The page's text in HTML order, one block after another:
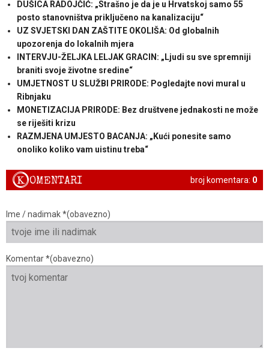
DUŠICA RADOJČIĆ: „Strašno je da je u Hrvatskoj samo 55
posto stanovništva priključeno na kanalizaciju“
UZ SVJETSKI DAN ZAŠTITE OKOLIŠA: Od globalnih
upozorenja do lokalnih mjera
INTERVJU-ŽELJKA LELJAK GRACIN: „Ljudi su sve spremniji
braniti svoje životne sredine“
UMJETNOST U SLUŽBI PRIRODE: Pogledajte novi mural u
Ribnjaku
MONETIZACIJA PRIRODE: Bez društvene jednakosti ne može
se riješiti krizu
RAZMJENA UMJESTO BACANJA: „Kući ponesite samo
onoliko koliko vam uistinu treba“
broj komentara: 0
KOMENTARI
Ime / nadimak *(obavezno)
Komentar *(obavezno)